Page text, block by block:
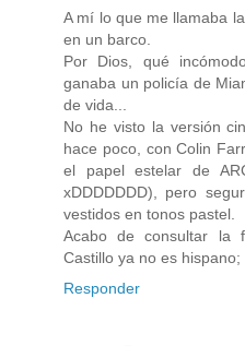
A mí lo que me llamaba
en un barco.
Por Dios, qué
ganaba un policía de
de vida...
No he visto la versión
hace poco, con Colin
el papel estelar de
xDDDDDDD), pero
vestidos en tonos pastel.
Acabo de consultar la
Castillo ya no es hispano;
Responder